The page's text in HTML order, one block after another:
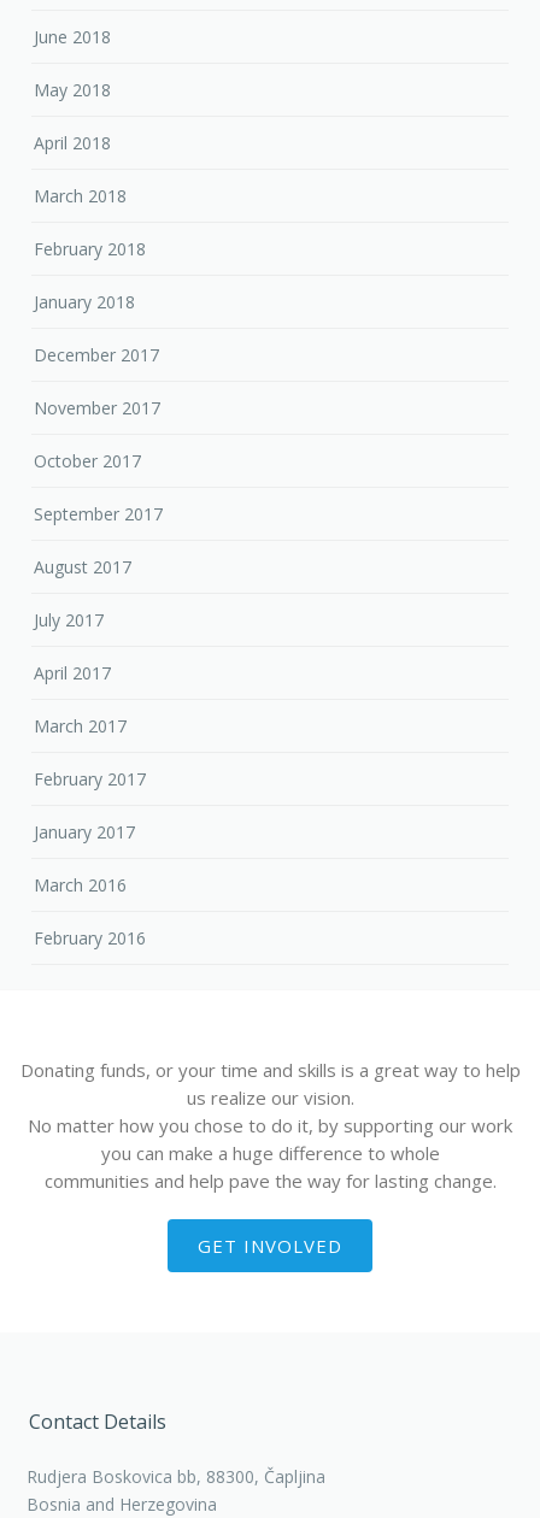
June 2018
May 2018
April 2018
March 2018
February 2018
January 2018
December 2017
November 2017
October 2017
September 2017
August 2017
July 2017
April 2017
March 2017
February 2017
January 2017
March 2016
February 2016
Donating funds, or your time and skills is a great way to help
us realize our vision.
No matter how you chose to do it, by supporting our work
you can make a huge difference to whole
communities and help pave the way for lasting change.
GET INVOLVED
Contact Details
Rudjera Boskovica bb, 88300, Čapljina
Bosnia and Herzegovina